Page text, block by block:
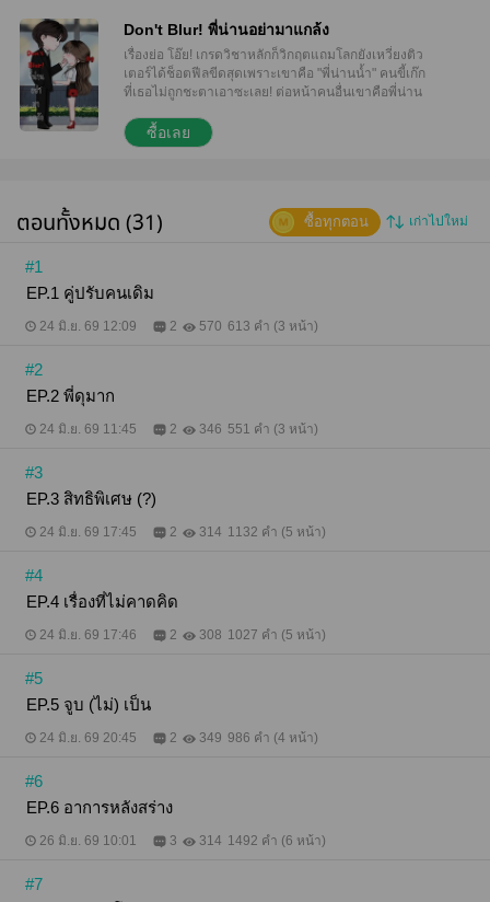
Don't Blur! พี่น่านอย่ามาแกล้ง
เรื่องย่อ โอ๊ย! เกรดวิชาหลักก็วิกฤตแถมโลกยังเหวี่ยงติว
เตอร์ได้ช็อตฟีลขีดสุดเพราะเขาคือ "พี่น่านน้ำ" คนขี้เก๊ก
ที่เธอไม่ถูกชะตาเอาซะเลย! ต่อหน้าคนอื่นเขาคือพี่น่าน
เปิดโหมดร้าย ‘สองมาตรฐาน’ ใส่กันดื้อๆ ชอบเนียนเข้า
มาใกล้ งัดสารพัดวิธีมาหยอดมาแหย่ไม่เว้นวัน Don't
แผงอกแกร่งที่ขยับเข้ามาประชิดจนแทบไม่เหลืออากาศ
หายใจ ความซ่าเมื่อกี้หดหายเหลือแต่ความตื่นตระหนก
ทำเอาคนมองหน้าร้อนฉ่าจนแทบระเบิด "พี่... อื้อ!!" ยัง
ปิดปากฉันลงมาทันที! **************
ซื้อเลย
ตอนทั้งหมด (31) เก่าไปใหม่
ซื้อทุกตอน
#1
EP.1 คู่ปรับคนเดิม
24 มิ.ย. 69 12:09 2 570 613 คำ (3 หน้า)
#2
EP.2 พี่ดุมาก
24 มิ.ย. 69 11:45 2 346 551 คำ (3 หน้า)
#3
EP.3 สิทธิพิเศษ (?)
24 มิ.ย. 69 17:45 2 314 1132 คำ (5 หน้า)
#4
EP.4 เรื่องที่ไม่คาดคิด
24 มิ.ย. 69 17:46 2 308 1027 คำ (5 หน้า)
#5
EP.5 จูบ (ไม่) เป็น
24 มิ.ย. 69 20:45 2 349 986 คำ (4 หน้า)
#6
EP.6 อาการหลังสร่าง
26 มิ.ย. 69 10:01 3 314 1492 คำ (6 หน้า)
#7